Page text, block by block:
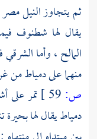
ثم يتجاوزالنيلمصر
يقال لها شطنوف
المالح، وأما
منهما علىدمياطمن
ص:
تمر على
دمياطيقال لهابحيرة